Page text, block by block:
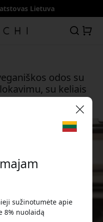
Lietuva
odos su
su keliais
- Juoda
sužinotumėte apie
8% nuolaidą
kodas:
naudokite šį kodą